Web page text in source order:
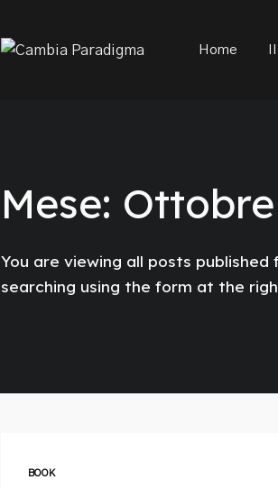
Home
Mese:
You are viewing all posts
searching using the form at the
BOOK